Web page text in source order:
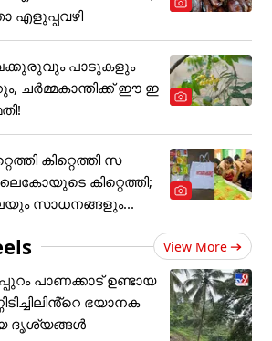
എളുപ്പവഴി
പാടുകളും
ചർമ്മകാന്തിക്ക് ഈ ഇ
കിറ്റെത്തി സ
കിറ്റെത്തി;
സാധനങ്ങളും...
View More
പാണക്കാട് ഉണ്ടായ
ഭയാനക
ദൃശ്യങ്ങൾ